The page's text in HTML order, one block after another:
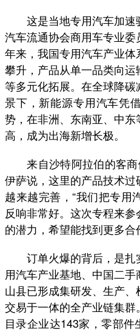
这是当地专用汽车加速
汽车流通协会商用车专业
年来，我国专用汽车产业
攀升，产品从单一品类向
等多元化拓展。在全球降
景下，新能源专用汽车凭
势，在非洲、东南亚、中
高，成为出海新增长极。
来自沙特阿拉伯的客商
伊萨说，这里的产品技术
越来越完善，“我们把专用
反响非常好。这次专程来
的潜力，希望能找到更多合
订单火爆的背后，是扎
用汽车产业基地、中国二
山县已形成集研发、生产
交易于一体的全产业链集
目录企业达143家，零部